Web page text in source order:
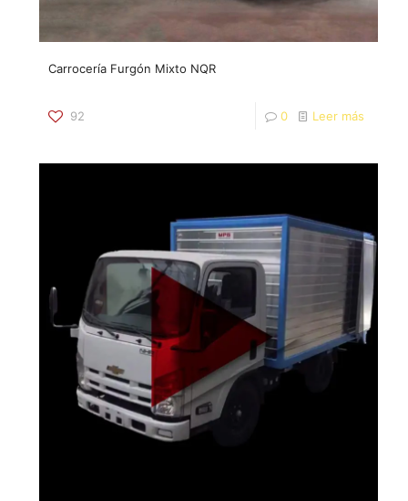
Carrocería Furgón Mixto NQR
92 0 Leer más